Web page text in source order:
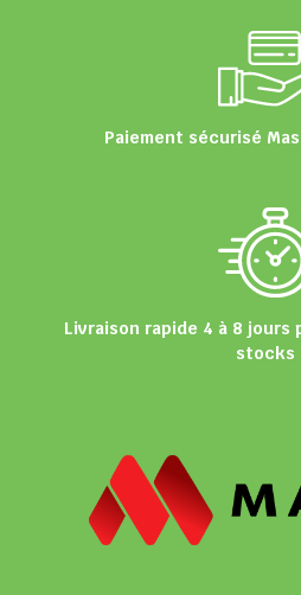
Paiement sécurisé
Livraison rapide 4 à 8 jours
stocks